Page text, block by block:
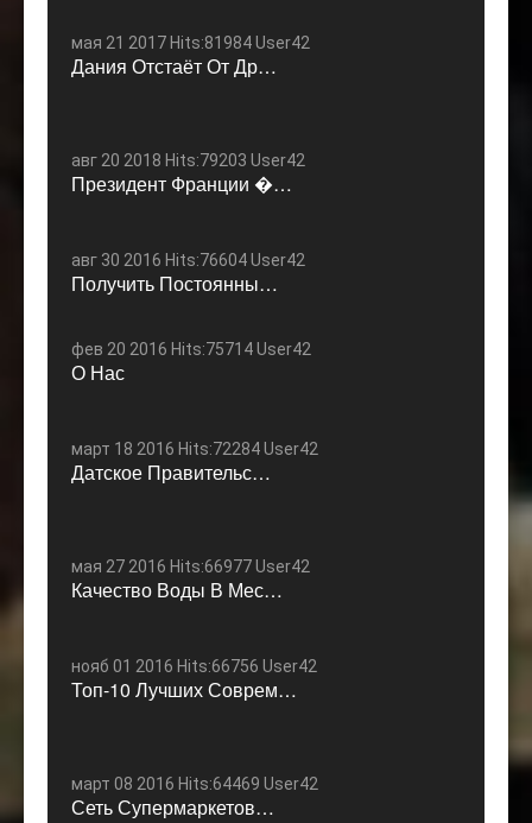
мая 21 2017 Hits:81984 User42
Дания Отстаёт От Др…
авг 20 2018 Hits:79203 User42
Президент Франции �…
авг 30 2016 Hits:76604 User42
Получить Постоянны…
фев 20 2016 Hits:75714 User42
О Нас
март 18 2016 Hits:72284 User42
Датское Правительс…
мая 27 2016 Hits:66977 User42
Качество Воды В Мес…
нояб 01 2016 Hits:66756 User42
Топ-10 Лучших Соврем…
март 08 2016 Hits:64469 User42
Сеть Супермаркетов…